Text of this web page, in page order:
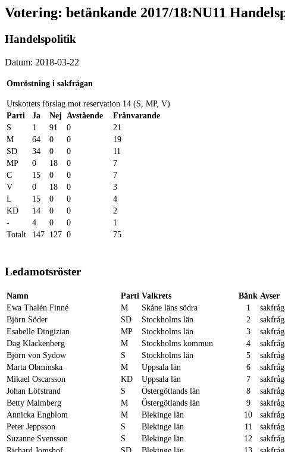
Votering: betänkande 2017/18:NU11
Handelspolitik
Datum: 2018-03-22
Omröstning i sakfrågan
Utskottets förslag mot reservation 14 (S, MP, V)
Parti
Ja Nej Avstående
Frånvarande
S
1 91 0
21
M
64 0 0
19
SD
34 0 0
11
MP
0 18 0
7
C
15 0 0
7
V
0 18 0
3
L
15 0 0
4
KD
14 0 0
2
-
4 0 0
1
Totalt
147 127 0 75
Ledamotsröster
Namn Parti Valkrets Bänk Avser
Ewa Thalén Finné
M Skåne läns södra 1
Björn Söder
SD Stockholms län 2
Esabelle Dingizian
MP Stockholms län 3
Dag Klackenberg
M Stockholms kommun 4
Björn von Sydow
S Stockholms län 5
Marta Obminska
M Uppsala län 6
Mikael Oscarsson
KD Uppsala län 7
Johan Löfstrand
S Östergötlands län 8
Betty Malmberg
M Östergötlands län 9
Annicka Engblom
M Blekinge län 10
Peter Jeppsson
S Blekinge län 11
Suzanne Svensson
S Blekinge län 12